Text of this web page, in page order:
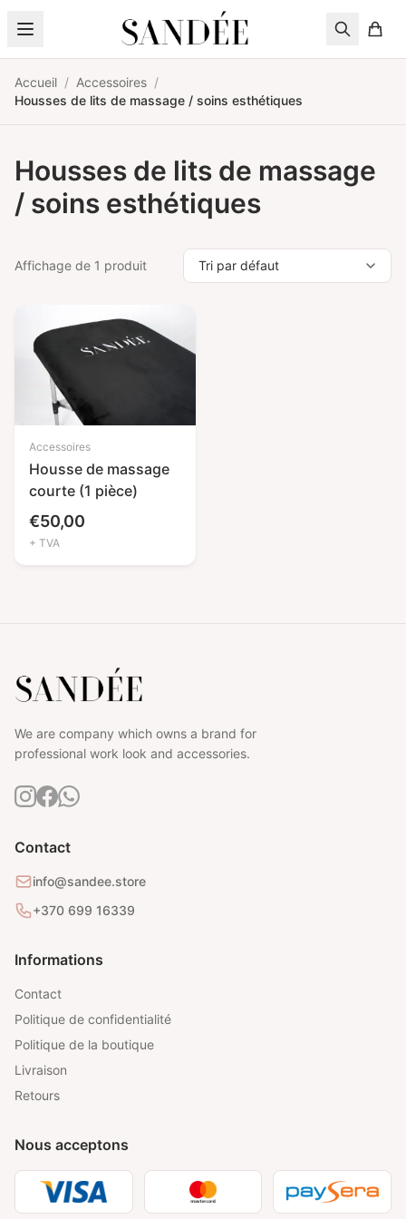
Aller au contenu
Accueil / Accessoires /
Housses de lits de massage / soins esthétiques
Housses de lits de massage
/ soins esthétiques
Affichage de 1 produit
Accessoires
Housse de massage
courte (1 pièce)
€50,00
+ TVA
We are company which owns a brand for
professional work look and accessories.
Contact
info@sandee.store
+370 699 16339
Informations
Contact
Politique de confidentialité
Politique de la boutique
Livraison
Retours
Nous acceptons